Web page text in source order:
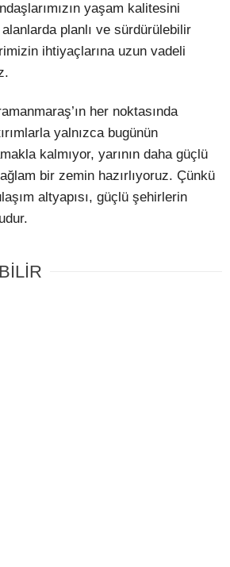
yaşam kalitesini
planlı ve sürdürülebilir
ihtiyaçlarına uzun vadeli
her noktasında
yalnızca bugünün
kalmıyor, yarının daha güçlü
bir zemin hazırlıyoruz. Çünkü
altyapısı, güçlü şehirlerin